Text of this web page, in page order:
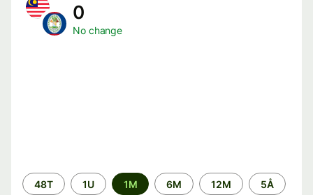
0
No change
Time
48T 1U 1M 6M 12M 5Å